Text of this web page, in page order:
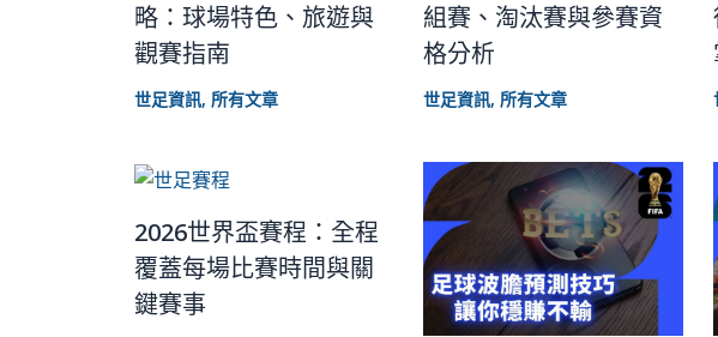
略：球場特色、旅遊與
觀賽指南
世足資訊, 所有文章
組賽、淘汰賽與參賽資
格分析
世足資訊,所有文章
2026世界盃賽程：全程
覆蓋每場比賽時間與關
鍵賽事